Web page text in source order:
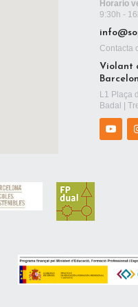
Horario
9:30h -
Contacta
Violant
L1 Plaça
Badal |